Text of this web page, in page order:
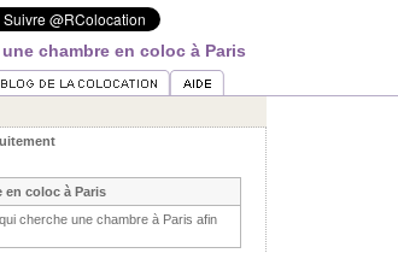
chambre en coloc à Paris
en coloc à Paris
cherche une chambre à Paris afin